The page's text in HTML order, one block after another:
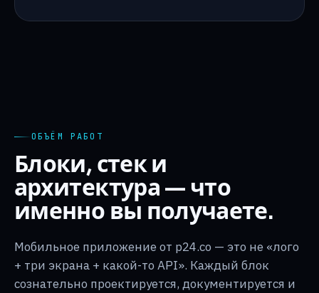
ОБЪЁМ РАБОТ
Блоки, стек и
архитектура — что
именно вы получаете.
Мобильное приложение от p24.co — это не «лого
+ три экрана + какой-то API». Каждый блок
сознательно проектируется, документируется и